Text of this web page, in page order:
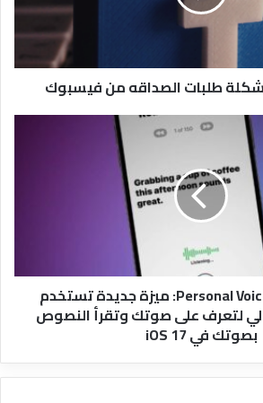
طلبات الصداقه من فيسبوك
آبل تكشف عن Personal Voice: ميزة جديدة تستخدم
لتعرف على صوتك وتقرأ النصوص
بصوتك في iOS 17